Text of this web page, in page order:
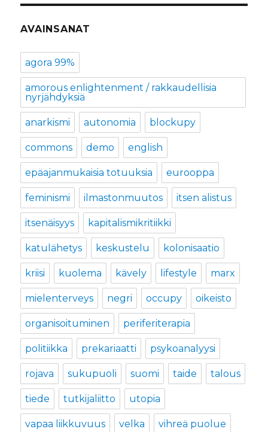
AVAINSANAT
agora 99%
amorous enlightenment / rakkaudellisia
nyrjähdyksiä
anarkismi autonomia blockupy
commons demo english
epäajanmukaisia totuuksia eurooppa
feminismi ilmastonmuutos itsen alistus
itsenäisyys kapitalismikritiikki
katulähetys keskustelu kolonisaatio
kriisi kuolema kävely lifestyle marx
mielenterveys negri occupy oikeisto
organisoituminen periferiterapia
politiikka prekariaatti psykoanalyysi
rojava sukupuoli suomi taide talous
tiede tutkijaliitto utopia
vapaa liikkuvuus velka vihreä puolue